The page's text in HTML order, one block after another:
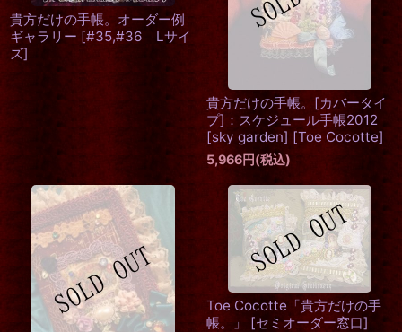
貴方だけの手帳。オーダー例
ギャラリー [#35,#36 Lサイ
ズ]
貴方だけの手帳。[カバータイ
プ]：スケジュール手帳2012
[sky garden] [Toe Cocotte]
5,966円(税込)
Toe Cocotte「貴方だけの手
帳。」
[セミオーダー窓口]